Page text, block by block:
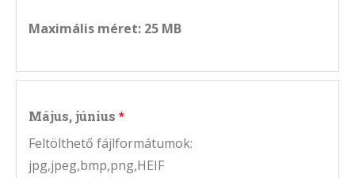
Maximális méret: 25 MB
Május, június
Feltölthető fájlformátumok:
jpg,jpeg,bmp,png,HEIF